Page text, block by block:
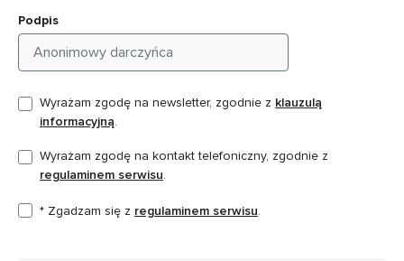
Podpis
Wyrażam zgodę na newsletter, zgodnie z klauzulą
informacyjną.
Wyrażam zgodę na kontakt telefoniczny, zgodnie z
regulaminem serwisu.
* Zgadzam się z regulaminem serwisu.